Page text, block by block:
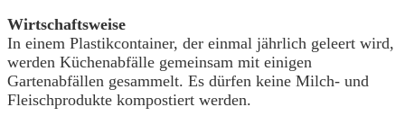
Wirtschaftsweise
In einem Plastikcontainer, der einmal jährlich geleert wird,
werden Küchenabfälle gemeinsam mit einigen
Gartenabfällen gesammelt. Es dürfen keine Milch- und
Fleischprodukte kompostiert werden.